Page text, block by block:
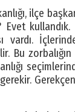
ilçe
kullandık.
Bu